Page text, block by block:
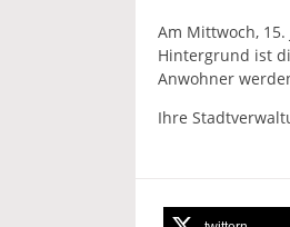
Am Mittwoch,
Hintergrund ist
Anwohner
Ihre